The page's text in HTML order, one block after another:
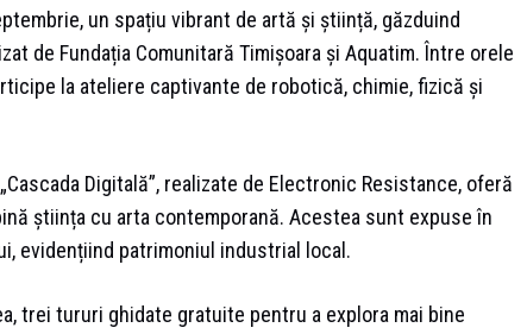
un spațiu vibrant de artă și știință, găzduind
de Fundația Comunitară Timișoara și Aquatim. Între orele
la ateliere captivante de robotică, chimie, fizică și
Digitală”, realizate de Electronic Resistance, oferă
știința cu arta contemporană. Acestea sunt expuse în
evidențiind patrimoniul industrial local.
trei tururi ghidate gratuite pentru a explora mai bine